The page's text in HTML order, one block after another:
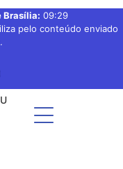
Brasília: 09:29
pelo conteúdo enviado